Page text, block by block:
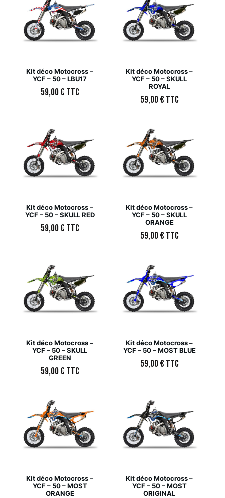
Kit déco Motocross –
YCF – 50 – LBU17
59,00€ TTC
Kit déco Motocross –
YCF – 50 – SKULL
ROYAL
59,00€ TTC
Kit déco Motocross –
YCF – 50 – SKULL RED
59,00€ TTC
Kit déco Motocross –
YCF – 50 – SKULL
ORANGE
59,00€ TTC
Kit déco Motocross –
YCF – 50 – SKULL
GREEN
59,00€ TTC
Kit déco Motocross –
YCF – 50 – MOST BLUE
59,00€ TTC
Kit déco Motocross –
YCF – 50 – MOST
ORANGE
Kit déco Motocross –
YCF – 50 – MOST
ORIGINAL